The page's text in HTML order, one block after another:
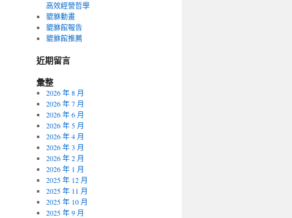
高效經營哲學
貔貅動畫
貔貅館報告
貔貅館推薦
近期留言
彙整
2026 年 8 月
2026 年 7 月
2026 年 6 月
2026 年 5 月
2026 年 4 月
2026 年 3 月
2026 年 2 月
2026 年 1 月
2025 年 12 月
2025 年 11 月
2025 年 10 月
2025 年 9 月